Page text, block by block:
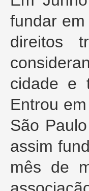
fundar
direitos
cidade e
Entrou
São
assim
mês de